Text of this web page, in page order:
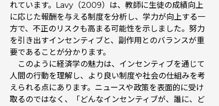
れています。Lavy（2009）は、教師に生徒の成績向上
に応じた報酬を与える制度を分析し、学力が向上する一
方で、不正のリスクも高まる可能性を示しました。努力
を引き出すインセンティブと、副作用とのバランスが重
要であることが分かります。
このように経済学の魅力は、インセンティブを通じて
人間の行動を理解し、より良い制度や社会の仕組みを考
えられる点にあります。ニュースや政策を表面的に受け
取るのではなく、「どんなインセンティブが、誰に、ど